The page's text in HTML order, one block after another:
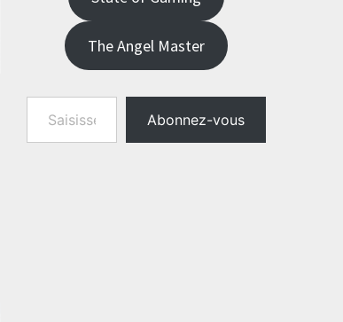
The Angel Master
Saisissez votre adresse e-mail…
Abonnez-vous